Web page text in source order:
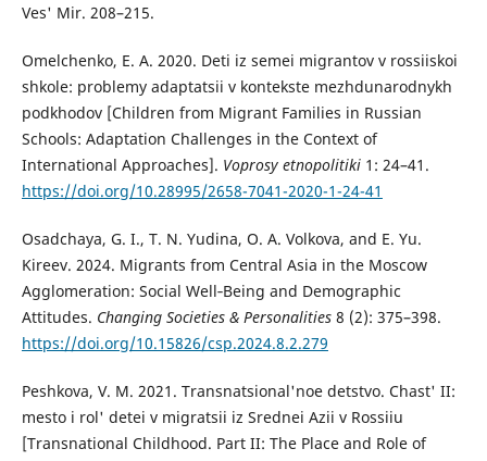
Ves' Mir. 208–215.
Omelchenko, E. A. 2020. Deti iz semei migrantov v rossiiskoi
shkole: problemy adaptatsii v kontekste mezhdunarodnykh
podkhodov [Children from Migrant Families in Russian
Schools: Adaptation Challenges in the Context of
International Approaches]. Voprosy etnopolitiki1: 24–41.
https://doi.org/10.28995/2658-7041-2020-1-24-41
Osadchaya, G. I., T. N. Yudina, O. A. Volkova, and E. Yu.
Kireev. 2024. Migrants from Central Asia in the Moscow
Agglomeration: Social Well‑Being and Demographic
Attitudes. Changing Societies & Personalities8 (2): 375–398.
https://doi.org/10.15826/csp.2024.8.2.279
Peshkova, V. M. 2021. Transnatsional'noe detstvo. Chast' II:
mesto i rol' detei v migratsii iz Srednei Azii v Rossiiu
[Transnational Childhood. Part II: The Place and Role of